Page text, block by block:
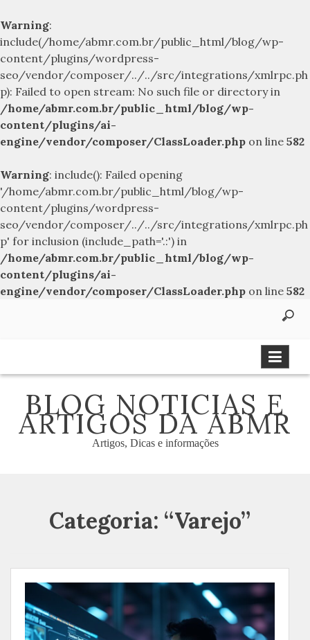
Warning:
include(/home/abmr.com.br/public_html/blog/wp-
content/plugins/wordpress-
seo/vendor/composer/../../src/integrations/xmlrpc.ph
p): Failed to open stream: No such file or directory in
/home/abmr.com.br/public_html/blog/wp-
content/plugins/ai-
engine/vendor/composer/ClassLoader.php on line 582
Warning: include(): Failed opening
'/home/abmr.com.br/public_html/blog/wp-
content/plugins/wordpress-
seo/vendor/composer/../../src/integrations/xmlrpc.ph
p' for inclusion (include_path='.:') in
/home/abmr.com.br/public_html/blog/wp-
content/plugins/ai-
engine/vendor/composer/ClassLoader.php on line 582
BLOG NOTICIAS E
ARTIGOS DA ABMR
Artigos, Dicas e informações
Categoria: “Varejo”